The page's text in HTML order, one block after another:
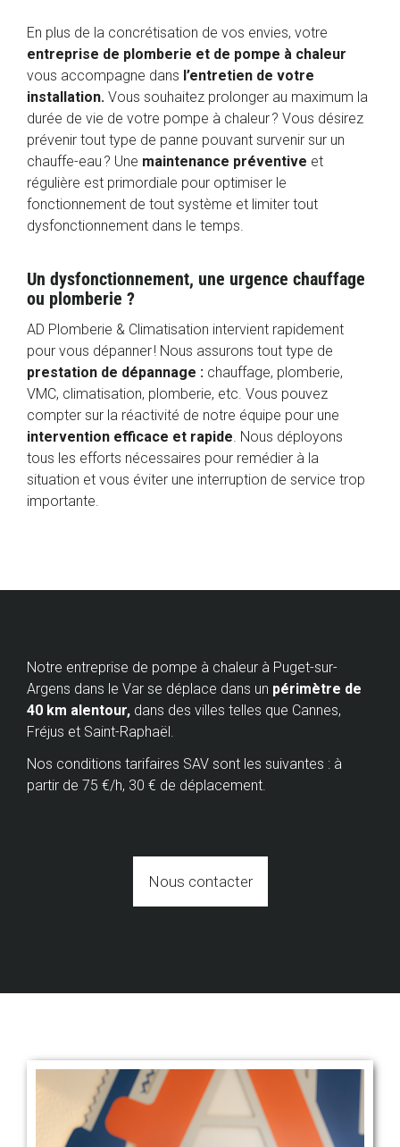
En plus de la concrétisation de vos envies, votre
entreprise de plomberie et de pompe à chaleur
vous accompagne dans l’entretien de votre
installation. Vous souhaitez prolonger au maximum la
durée de vie de votre pompe à chaleur ? Vous désirez
prévenir tout type de panne pouvant survenir sur un
chauffe-eau ? Une maintenance préventive et
régulière est primordiale pour optimiser le
fonctionnement de tout système et limiter tout
dysfonctionnement dans le temps.
Un dysfonctionnement, une urgence chauffage
ou plomberie ?
AD Plomberie & Climatisation intervient rapidement
pour vous dépanner ! Nous assurons tout type de
prestation de dépannage : chauffage, plomberie,
VMC, climatisation, plomberie, etc. Vous pouvez
compter sur la réactivité de notre équipe pour une
intervention efficace et rapide. Nous déployons
tous les efforts nécessaires pour remédier à la
situation et vous éviter une interruption de service trop
importante.
Notre entreprise de pompe à chaleur à Puget-sur-
Argens dans le Var se déplace dans un périmètre de
40 km alentour, dans des villes telles que Cannes,
Fréjus et Saint-Raphaël.
Nos conditions tarifaires SAV sont les suivantes : à
partir de 75 €/h, 30 € de déplacement.
Nous contacter